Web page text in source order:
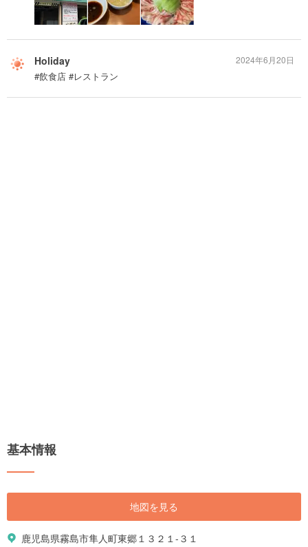
Holiday
#飲食店 #レストラン
2024年6月20日
基本情報
地図を見る
鹿児島県霧島市隼人町東郷１３２１-３１